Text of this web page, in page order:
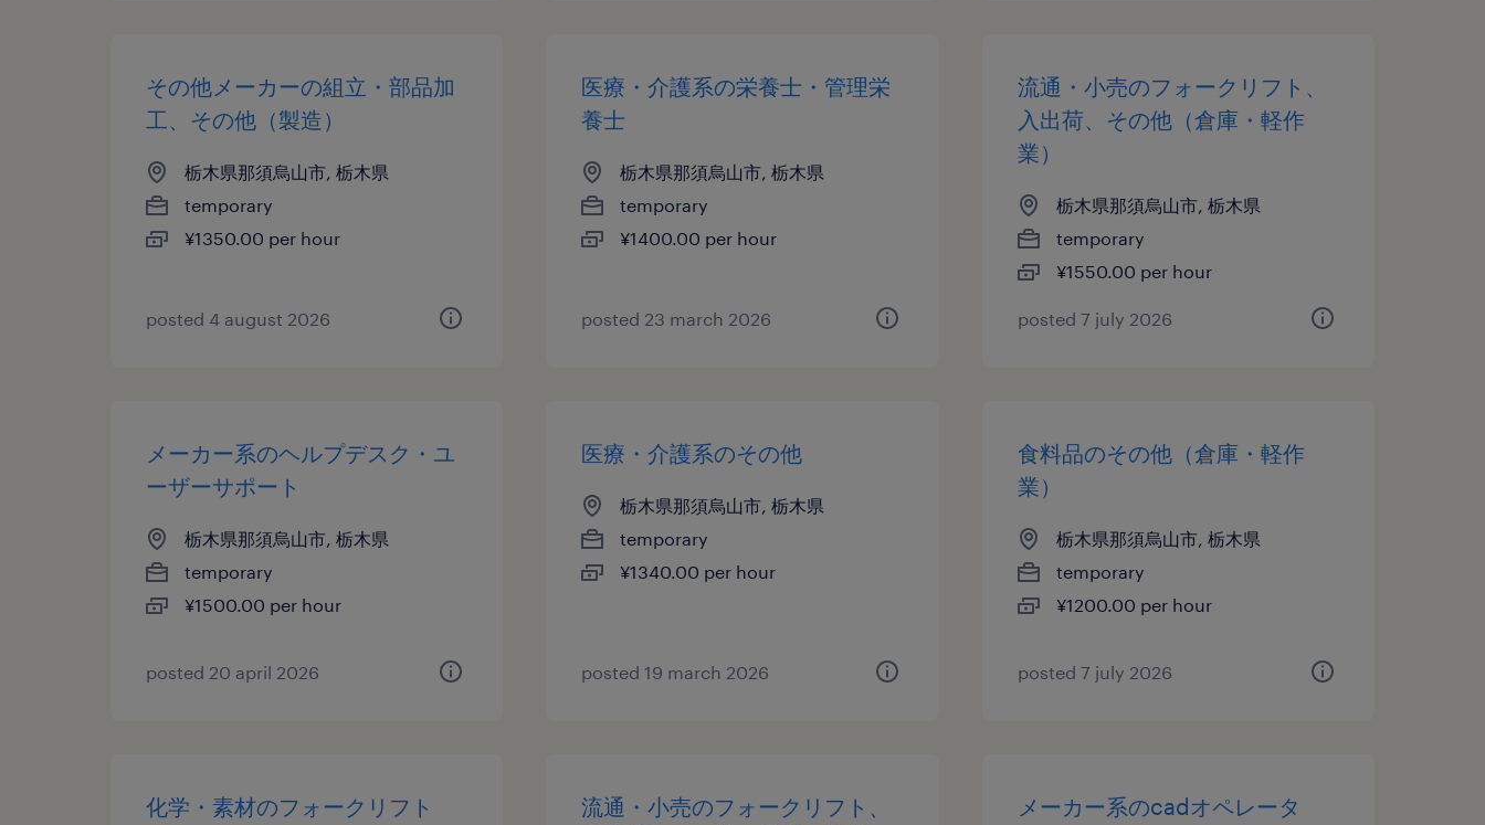
その他メーカーの組立・部品加
工、その他（製造）
栃木県那須烏山市, 栃木県
temporary
¥1350.00 per hour
posted 4 august 2026
医療・介護系の栄養士・管理栄
養士
栃木県那須烏山市, 栃木県
temporary
¥1400.00 per hour
posted 23 march 2026
流通・小売のフォークリフト、
入出荷、その他（倉庫・軽作
業）
栃木県那須烏山市, 栃木県
temporary
¥1550.00 per hour
posted 7 july 2026
メーカー系のヘルプデスク・ユ
ーザーサポート
栃木県那須烏山市, 栃木県
temporary
¥1500.00 per hour
posted 20 april 2026
医療・介護系のその他
栃木県那須烏山市, 栃木県
temporary
¥1340.00 per hour
posted 19 march 2026
食料品のその他（倉庫・軽作
業）
栃木県那須烏山市, 栃木県
temporary
¥1200.00 per hour
posted 7 july 2026
化学・素材のフォークリフト
流通・小売のフォークリフト、
メーカー系のcadオペレータ